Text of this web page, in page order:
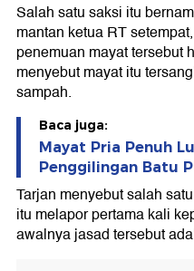
Salah satu saksi itu
mantan ketua RT
penemuan mayat tersebut
menyebut mayat itu
sampah.
Baca juga:
Mayat Pria Penuh
Penggilingan Batu
Tarjan menyebut salah
itu melapor pertama kali
awalnya jasad tersebut